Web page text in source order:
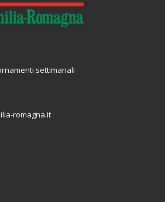
settimanali
romagna.it